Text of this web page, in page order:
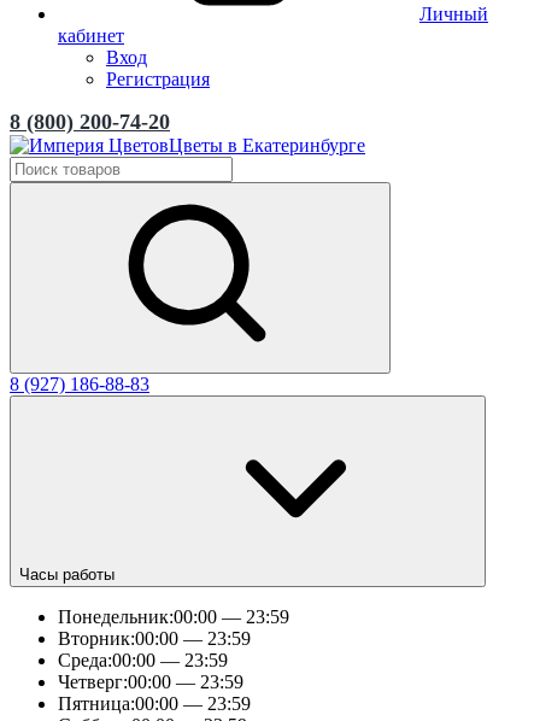
Личный
кабинет
Вход
Регистрация
8 (800) 200-74-20
Цветы в Екатеринбурге
8 (927) 186-88-83
Часы работы
Понедельник:00:00 — 23:59
Вторник:00:00 — 23:59
Среда:00:00 — 23:59
Четверг:00:00 — 23:59
Пятница:00:00 — 23:59